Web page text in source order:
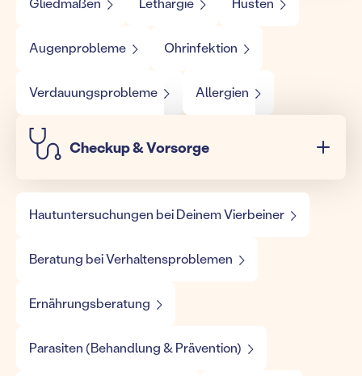
Augenprobleme Ohrinfektion
Verdauungsprobleme Allergien
Checkup & Vorsorge
Hautuntersuchungen bei Deinem Vierbeiner
Beratung bei Verhaltensproblemen
Ernährungsberatung
Parasiten (Behandlung & Prävention)